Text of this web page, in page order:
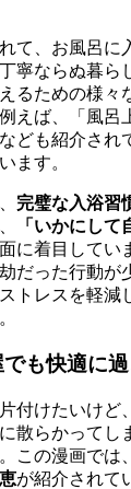
て、お風呂に
寧ならぬ暮ら
るための様々
えば、「風呂
ども紹介され
ます。
完璧な入浴習
「いかにして
に着目してい
だった行動が
トレスを軽減
も快適に
付けたいけど
散らかって
この漫画では
が紹介されて